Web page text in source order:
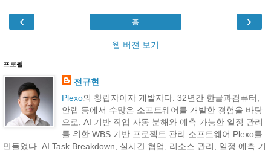
‹ ›
홈
웹 버전 보기
프로필
전규현
Plexo의 창립자이자 개발자다. 32년간 한글과컴퓨터,
안랩 등에서 수많은 소프트웨어를 개발한 경험을 바탕
으로, AI 기반 작업 자동 분해와 예측 가능한 일정 관리
를 위한 WBS 기반 프로젝트 관리 소프트웨어 Plexo를
만들었다. AI Task Breakdown, 실시간 협업, 리소스 관리, 일정 예측 기